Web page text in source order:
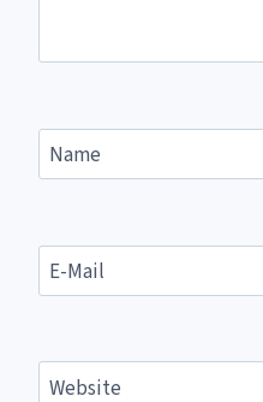
Name
E-Mail
Website